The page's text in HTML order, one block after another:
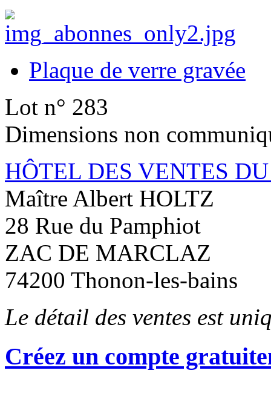
Plaque de verre gravée
Lot n° 283
Dimensions non
HÔTEL DES VENTES
Maître Albert HOLTZ
28 Rue du Pamphiot
ZAC DE MARCLAZ
74200 Thonon-les-bains
Le détail des ventes est
Créez un compte